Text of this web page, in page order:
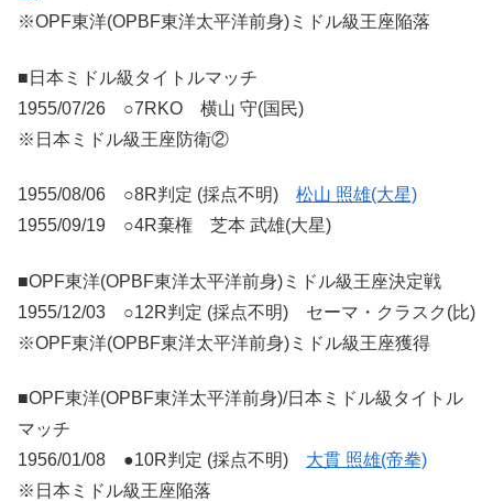
※OPF東洋(OPBF東洋太平洋前身)ミドル級王座陥落
■日本ミドル級タイトルマッチ
1955/07/26 ○7RKO 横山 守(国民)
※日本ミドル級王座防衛②
1955/08/06 ○8R判定 (採点不明) 松山 照雄(大星)
1955/09/19 ○4R棄権 芝本 武雄(大星)
■OPF東洋(OPBF東洋太平洋前身)ミドル級王座決定戦
1955/12/03 ○12R判定 (採点不明) セーマ・クラスク(比)
※OPF東洋(OPBF東洋太平洋前身)ミドル級王座獲得
■OPF東洋(OPBF東洋太平洋前身)/日本ミドル級タイトル
マッチ
1956/01/08 ●10R判定 (採点不明) 大貫 照雄(帝拳)
※日本ミドル級王座陥落